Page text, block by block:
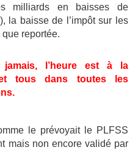
milliards en baisses de
la baisse de l’impôt sur les
reportée.
l’heure est à la
tous dans toutes les
le prévoyait le PLFSS
mais non encore validé par